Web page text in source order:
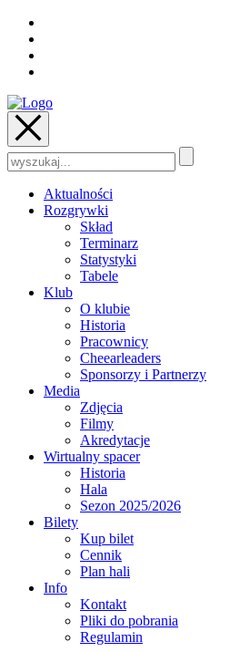
Szukaj:
Aktualności
Rozgrywki
Skład
Terminarz
Statystyki
Tabele
Klub
O klubie
Historia
Pracownicy
Cheearleaders
Sponsorzy i Partnerzy
Media
Zdjęcia
Filmy
Akredytacje
Wirtualny spacer
Historia
Hala
Sezon 2025/2026
Bilety
Kup bilet
Cennik
Plan hali
Info
Kontakt
Pliki do pobrania
Regulamin